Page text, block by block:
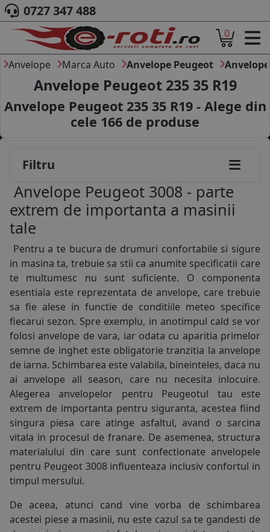
ACASA
DESPRE NOI
ANVELOPE
AUTO
CAMION
MOTO
MARCA AUTO
BLOG
CONT
CONTACT
COS (0 PRODUSE
0727 347 488
0
Anvelope Marca Auto Anvelope Peugeot Anvelope
Anvelope Peugeot 235 35 R19
Anvelope Peugeot 235 35 R19 - Alege din
cele 166 de produse
Filtru
Anvelope Peugeot 3008 - parte
extrem de importanta a masinii
tale
Pentru a te bucura de drumuri confortabile si sigure
in masina ta, trebuie sa stii ca anumite specificatii care
te multumesc nu sunt suficiente. O componenta
esentiala este reprezentata de anvelope, care trebuie
sa fie alese in functie de conditiile meteo specifice
fiecarui sezon. Spre exemplu, in anotimpul cald se vor
folosi anvelope de vara, iar odata cu aparitia primelor
semne de inghet este obligatorie tranzitia la anvelope
de iarna. Schimbarea este valabila, bineinteles, daca nu
ai anvelope all season, care nu necesita inlocuire.
Alegerea anvelopelor pentru Peugeotul tau este
extrem de importanta pentru siguranta, acestea fiind
singura piesa care atinge asfaltul, avand o sarcina
vitala in procesul de franare. De asemenea, structura
materialului din care sunt confectionate anvelopele
pentru Peugeot 3008 influenteaza inclusiv confortul in
timpul mersului.
De aceea, atunci cand vine vorba de schimbarea
acestei piese a masinii, nu este cazul sa te gandesti de
195/70R15
205/60R15
205/65R15
205/70R15
215/65R15
255/75R15
185/75R16
195/45R16
195/50R16
195/55R16
195/60R16
195/75R16
205/45R16
205/50R16
205/55R16
205/60R16
205/75R16
215/55R16